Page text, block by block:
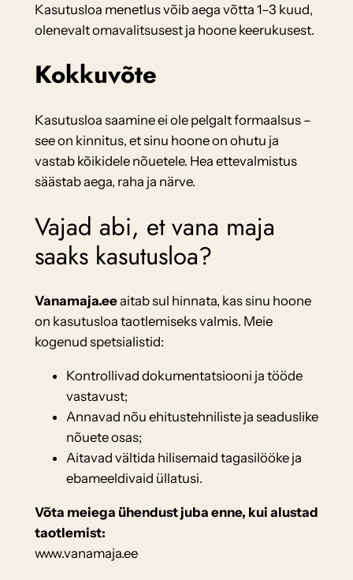
Kasutusloa menetlus võib aega võtta 1–3 kuud,
olenevalt omavalitsusest ja hoone keerukusest.
Kokkuvõte
Kasutusloa saamine ei ole pelgalt formaalsus –
see on kinnitus, et sinu hoone on ohutu ja
vastab kõikidele nõuetele. Hea ettevalmistus
säästab aega, raha ja närve.
Vajad abi, et vana maja
saaks kasutusloa?
Vanamaja.eeaitab sul hinnata, kas sinu hoone
on kasutusloa taotlemiseks valmis. Meie
kogenud spetsialistid:
Kontrollivad dokumentatsiooni ja tööde
vastavust;
Annavad nõu ehitustehniliste ja seaduslike
nõuete osas;
Aitavad vältida hilisemaid tagasilööke ja
ebameeldivaid üllatusi.
Võta meiega ühendust juba enne, kui alustad
taotlemist:
www.vanamaja.ee